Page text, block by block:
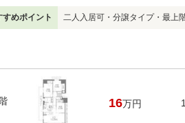
すめポイント 二人入居可・分譲タイプ・最上
16万円